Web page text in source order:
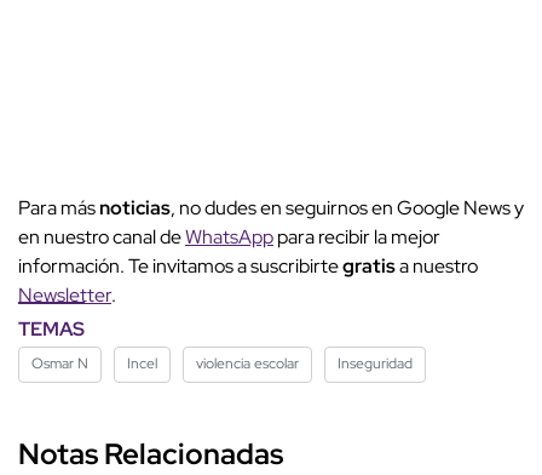
Para másnoticias, no dudes en seguirnos en Google News y
en nuestro canal deWhatsApppara recibir la mejor
información. Te invitamos a suscribirtegratisa nuestro
Newsletter.
TEMAS
Osmar N Incel violencia escolar Inseguridad
Notas Relacionadas